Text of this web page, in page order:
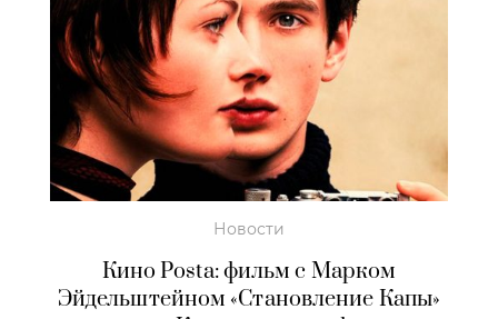
Новости
Кино Posta: фильм с Марком
Эйдельштейном «Становление Капы»